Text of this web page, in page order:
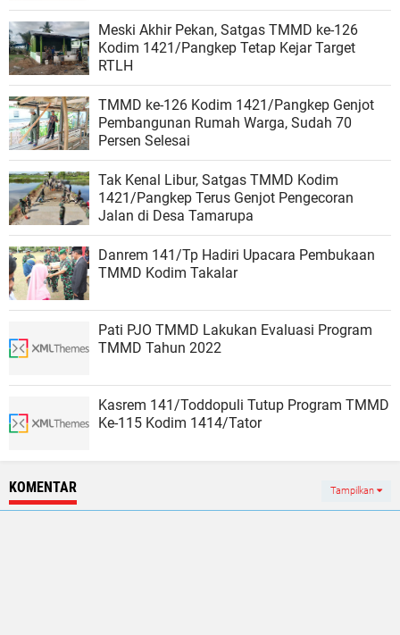
Meski Akhir Pekan, Satgas TMMD ke-126
Kodim 1421/Pangkep Tetap Kejar Target
RTLH
TMMD ke-126 Kodim 1421/Pangkep Genjot
Pembangunan Rumah Warga, Sudah 70
Persen Selesai
Tak Kenal Libur, Satgas TMMD Kodim
1421/Pangkep Terus Genjot Pengecoran
Jalan di Desa Tamarupa
Danrem 141/Tp Hadiri Upacara Pembukaan
TMMD Kodim Takalar
Pati PJO TMMD Lakukan Evaluasi Program
TMMD Tahun 2022
Kasrem 141/Toddopuli Tutup Program TMMD
Ke-115 Kodim 1414/Tator
KOMENTAR Tampilkan